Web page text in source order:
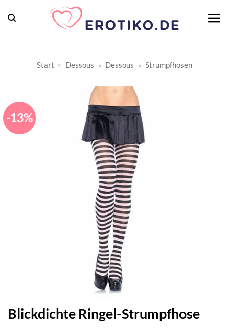
Inhalt
Start » Dessous » Dessous » Strumpfhosen
-13%
Blickdichte Ringel-Strumpfhose